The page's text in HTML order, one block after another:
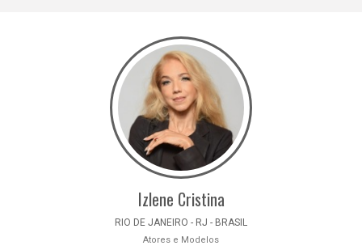
Izlene Cristina
RIO DE JANEIRO - RJ - BRASIL
Atores e Modelos